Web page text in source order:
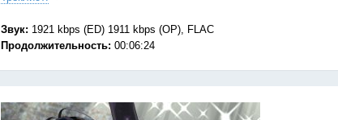
Звук: 1921 kbps (ED) 1911 kbps (OP), FLAC
Продолжительность: 00:06:24